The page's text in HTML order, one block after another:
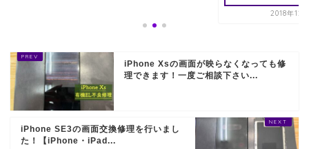
2018年12
iPhone Xsの画面が映らなくなっても修
理できます！一度ご相談下さい...
iPhone SE3の画面交換修理を行いまし
た！【iPhone・iPad...